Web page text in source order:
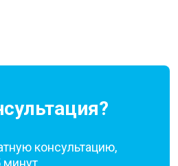
консультацию,
минут